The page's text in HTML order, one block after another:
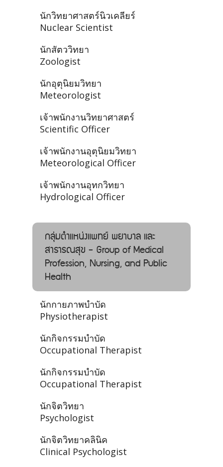
นักวิทยาศาสตร์นิวเคลียร์
Nuclear Scientist
นักสัตววิทยา
Zoologist
นักอุตุนิยมวิทยา
Meteorologist
เจ้าพนักงานวิทยาศาสตร์
Scientific Officer
เจ้าพนักงานอุตุนิยมวิทยา
Meteorological Officer
เจ้าพนักงานอุทกวิทยา
Hydrological Officer
กลุ่มตำแหน่งแพทย์ พยาบาล และ
สาธารณสุข - Group of Medical
Profession, Nursing, and Public
Health
นักกายภาพบำบัด
Physiotherapist
นักกิจกรรมบำบัด
Occupational Therapist
นักกิจกรรมบำบัด
Occupational Therapist
นักจิตวิทยา
Psychologist
นักจิตวิทยาคลินิค
Clinical Psychologist